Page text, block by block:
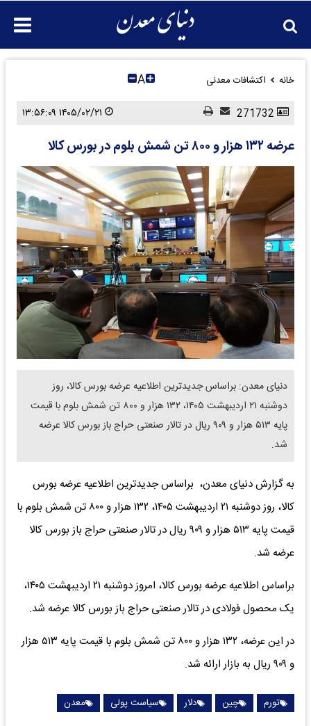
خانه اکتشافات معدنی A
عرضه ۱۳۲ هزار و ۸۰۰ تن شمش بلوم در بورس کالا
دنیای معدن: براساس جدیدترین اطلاعیه عرضه بورس کالا، روز
دوشنبه ۲۱ اردیبهشت ۱۴۰۵، ۱۳۲ هزار و ۸۰۰ تن شمش بلوم با قیمت
پایه ۵۱۳ هزار و ۹۰۹ ریال در تالار صنعتی حراج باز بورس کالا عرضه
شد.
به گزارش دنیای معدن، براساس جدیدترین اطلاعیه عرضه بورس
کالا، روز دوشنبه ۲۱ اردیبهشت ۱۴۰۵، ۱۳۲ هزار و ۸۰۰ تن شمش بلوم با
قیمت پایه ۵۱۳ هزار و ۹۰۹ ریال در تالار صنعتی حراج باز بورس کالا
عرضه شد.
براساس اطلاعیه عرضه بورس کالا، امروز دوشنبه ۲۱ اردیبهشت ۱۴۰۵،
یک محصول فولادی در تالار صنعتی حراج باز بورس کالا عرضه شد.
در این عرضه، ۱۳۲ هزار و ۸۰۰ تن شمش بلوم با قیمت پایه ۵۱۳ هزار
و ۹۰۹ ریال به بازار ارائه شد.
تورم چین دلار سیاست پولی معدن